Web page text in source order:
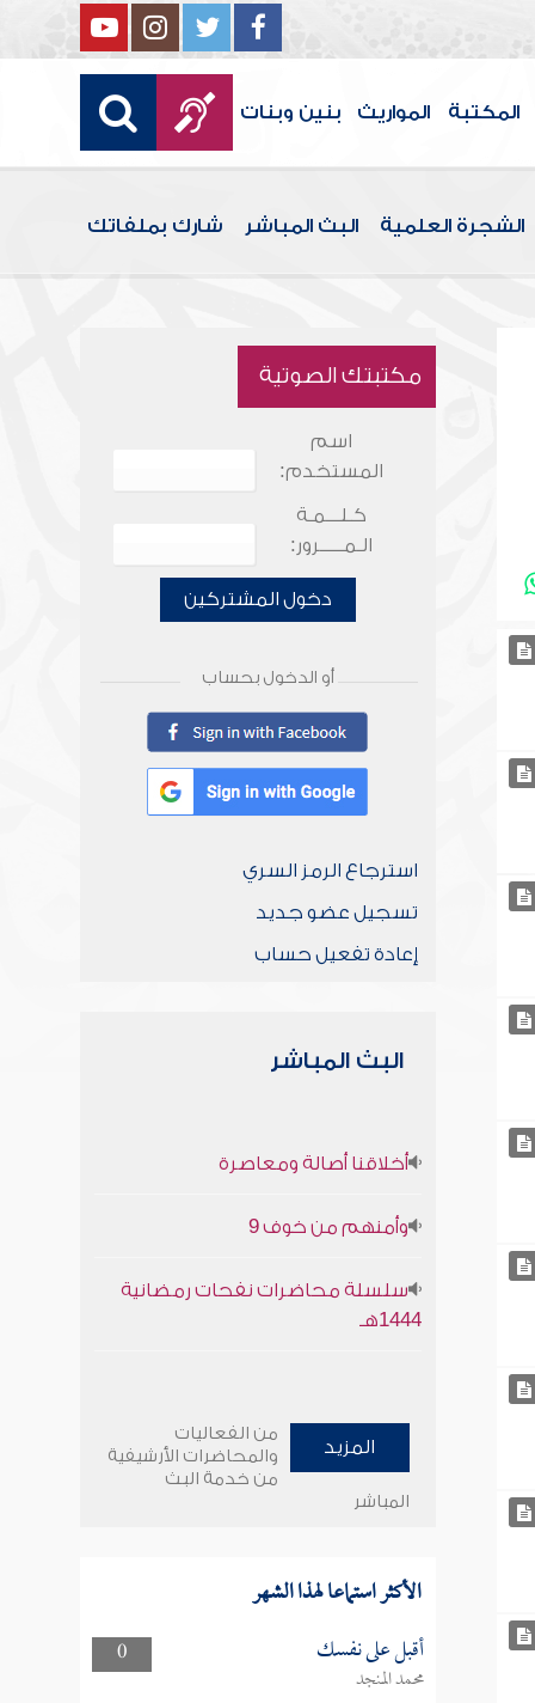
المكتبة المواريث بنين وبنات
الشجرة العلمية البث المباشر شارك بملفاتك
مكتبتك الصوتية
اسم
المستخدم:
كـلـــمـة
الـمـــــرور:
دخول المشتركين
أو الدخول بحساب
استرجاع الرمز السري
تسجيل عضو جديد
إعادة تفعيل حساب
البث المباشر
أخلاقنا أصالة ومعاصرة
وأمنهم من خوف 9
سلسلة محاضرات نفحات رمضانية
1444هـ
المزيد
من الفعاليات
والمحاضرات الأرشيفية
من خدمة البث
المباشر
الأكثر استماعا لهذا الشهر
0 أقبل على نفسك
محمد المنجد